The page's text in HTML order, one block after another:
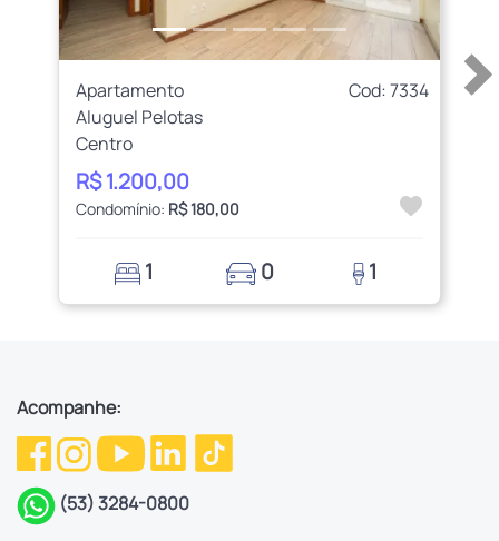
Apartamento
Cod: 7334
Aluguel Pelotas
Centro
R$ 1.200,00
Condomínio: R$ 180,00
1 0 1
Acompanhe:
(53) 3284-0800